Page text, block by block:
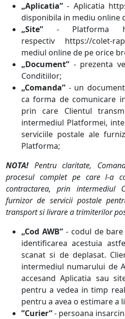
„Aplicatia” - Aplicatia
disponibila in mediu online
„Site” - Platforma
respectiv https://colet-
mediul online de pe orice
„Document” - prezenta
Conditiilor;
„Comanda” - un
ca forma de comunicare
prin care Clientul
intermediul Platformei,
serviciile postale ale
Platforma;
NOTA! Pentru claritate,
procesul complet pe care l-a
contractarea, prin intermediul
furnizor de servicii postale
transport si livrare a trimiterilor
„Cod AWB”- codul de bare
identificarea acestuia
scanat si de deplasat.
intermediul numarului de
accesand Aplicatia sau
pentru a vedea in timp
pentru a avea o estimare a
”Curier”- persoana